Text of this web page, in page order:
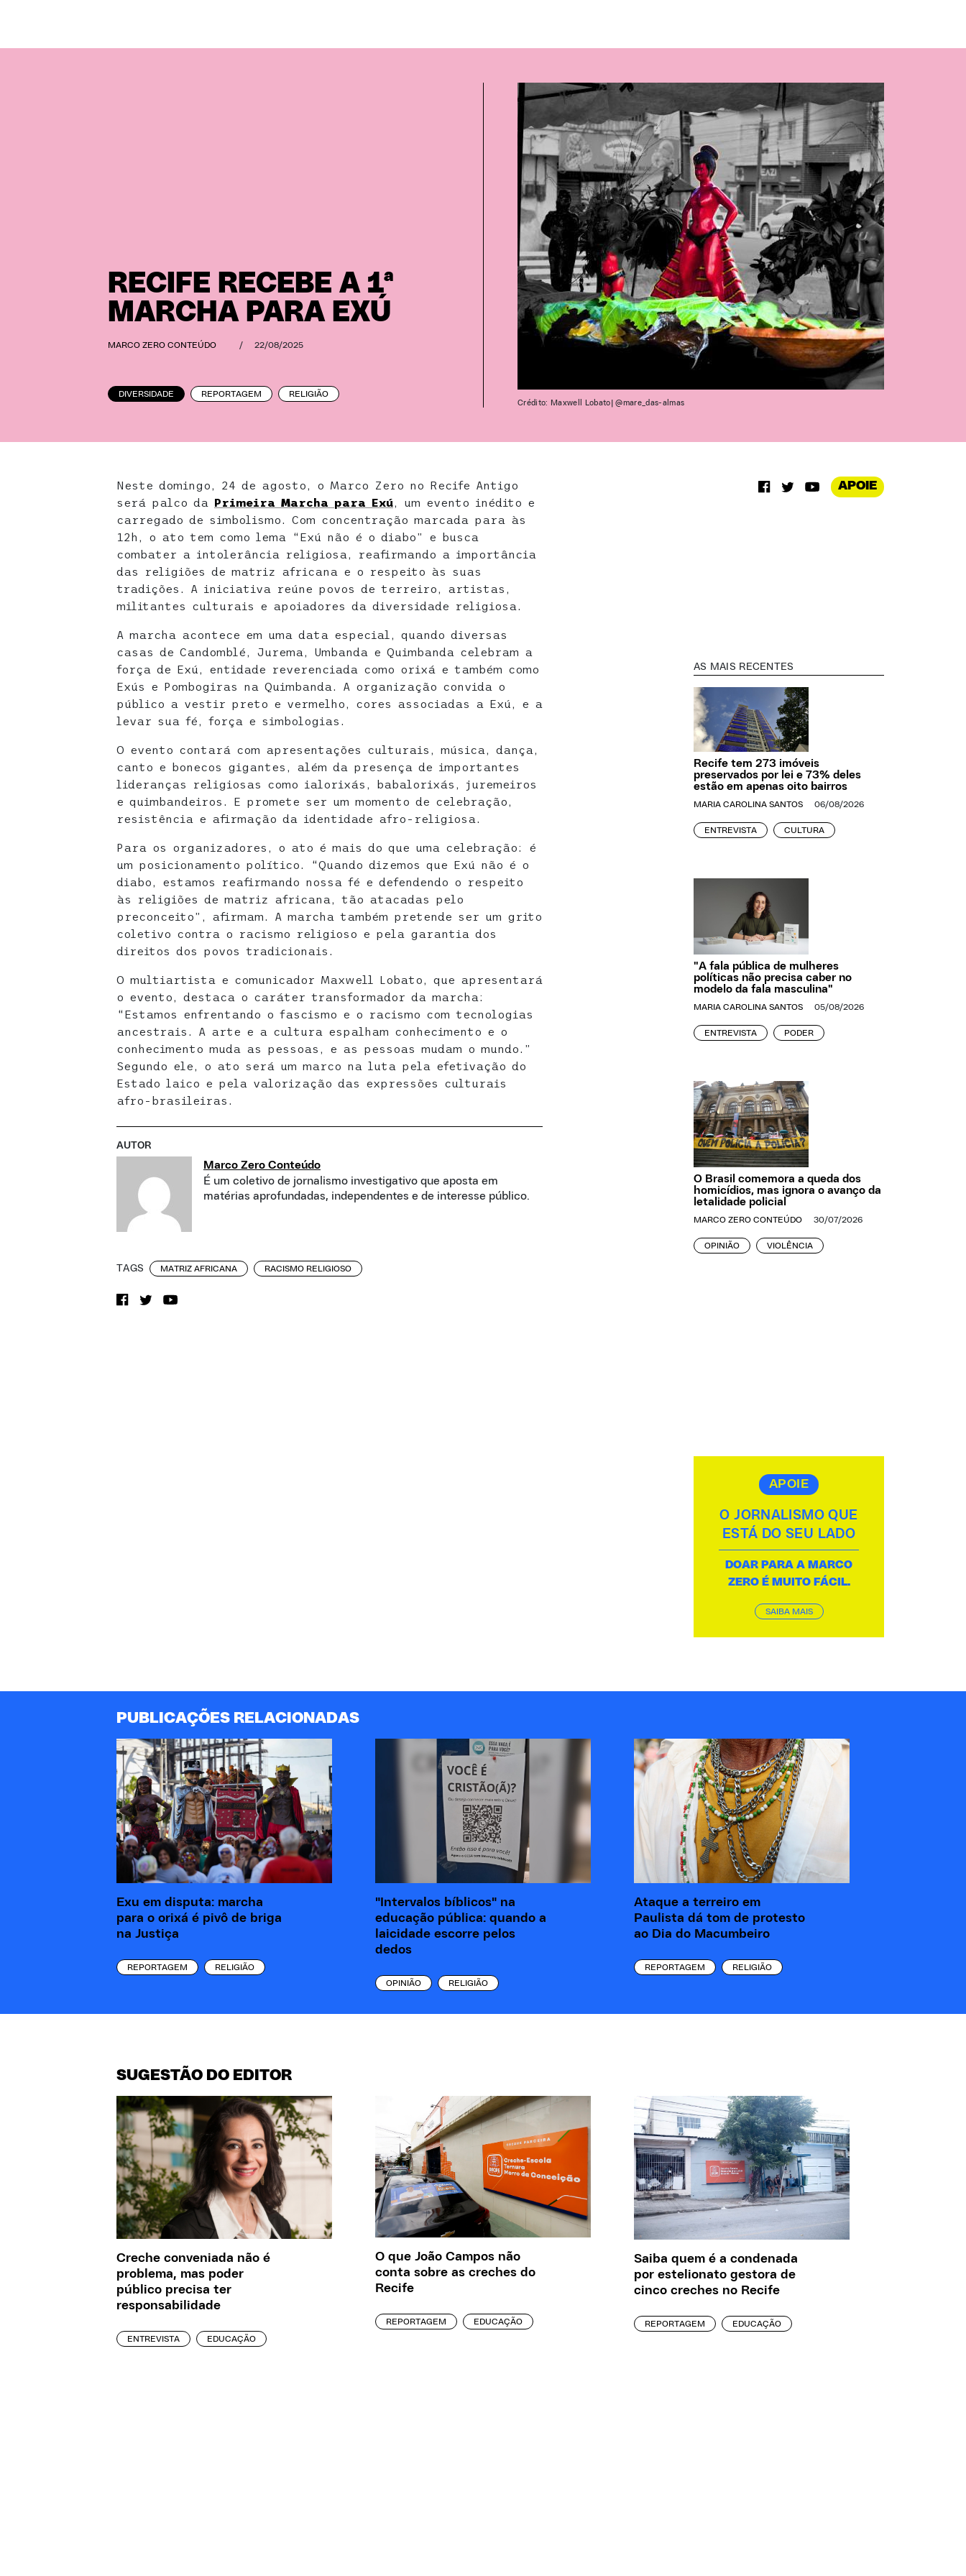
RECIFE RECEBE A 1ª
MARCHA PARA EXÚ
MARCO ZERO CONTEÚDO / 22/08/2025
DIVERSIDADE REPORTAGEM RELIGIÃO
Crédito: Maxwell Lobato| @mare_das-almas
Neste domingo, 24 de agosto, o Marco Zero no Recife Antigo
será palco da Primeira Marcha para Exú, um evento inédito e
carregado de simbolismo. Com concentração marcada para às
12h, o ato tem como lema “Exú não é o diabo” e busca
combater a intolerância religiosa, reafirmando a importância
das religiões de matriz africana e o respeito às suas
tradições. A iniciativa reúne povos de terreiro, artistas,
militantes culturais e apoiadores da diversidade religiosa.
A marcha acontece em uma data especial, quando diversas
casas de Candomblé, Jurema, Umbanda e Quimbanda celebram a
força de Exú, entidade reverenciada como orixá e também como
Exús e Pombogiras na Quimbanda. A organização convida o
público a vestir preto e vermelho, cores associadas a Exú, e a
levar sua fé, força e simbologias.
O evento contará com apresentações culturais, música, dança,
canto e bonecos gigantes, além da presença de importantes
lideranças religiosas como ialorixás, babalorixás, juremeiros
e quimbandeiros. E promete ser um momento de celebração,
resistência e afirmação da identidade afro-religiosa.
Para os organizadores, o ato é mais do que uma celebração: é
um posicionamento político. “Quando dizemos que Exú não é o
diabo, estamos reafirmando nossa fé e defendendo o respeito
às religiões de matriz africana, tão atacadas pelo
preconceito”, afirmam. A marcha também pretende ser um grito
coletivo contra o racismo religioso e pela garantia dos
direitos dos povos tradicionais.
O multiartista e comunicador Maxwell Lobato, que apresentará
o evento, destaca o caráter transformador da marcha:
“Estamos enfrentando o fascismo e o racismo com tecnologias
ancestrais. A arte e a cultura espalham conhecimento e o
conhecimento muda as pessoas, e as pessoas mudam o mundo.”
Segundo ele, o ato será um marco na luta pela efetivação do
Estado laico e pela valorização das expressões culturais
afro-brasileiras.
AUTOR
Marco Zero Conteúdo
É um coletivo de jornalismo investigativo que aposta em
matérias aprofundadas, independentes e de interesse público.
TAGS MATRIZ AFRICANA RACISMO RELIGIOSO
APOIE
AS MAIS RECENTES
Recife tem 273 imóveis
preservados por lei e 73% deles
estão em apenas oito bairros
MARIA CAROLINA SANTOS 06/08/2026
ENTREVISTA CULTURA
"A fala pública de mulheres
políticas não precisa caber no
modelo da fala masculina"
MARIA CAROLINA SANTOS 05/08/2026
ENTREVISTA PODER
O Brasil comemora a queda dos
homicídios, mas ignora o avanço da
letalidade policial
MARCO ZERO CONTEÚDO 30/07/2026
OPINIÃO VIOLÊNCIA
APOIE
O JORNALISMO QUE
ESTÁ DO SEU LADO
DOAR PARA A MARCO
ZERO É MUITO FÁCIL.
SAIBA MAIS
PUBLICAÇÕES RELACIONADAS
Exu em disputa: marcha
para o orixá é pivô de briga
na Justiça
REPORTAGEM RELIGIÃO
"Intervalos bíblicos" na
educação pública: quando a
laicidade escorre pelos
dedos
OPINIÃO RELIGIÃO
Ataque a terreiro em
Paulista dá tom de protesto
ao Dia do Macumbeiro
REPORTAGEM RELIGIÃO
SUGESTÃO DO EDITOR
Creche conveniada não é
problema, mas poder
público precisa ter
responsabilidade
ENTREVISTA EDUCAÇÃO
O que João Campos não
conta sobre as creches do
Recife
REPORTAGEM EDUCAÇÃO
Saiba quem é a condenada
por estelionato gestora de
cinco creches no Recife
REPORTAGEM EDUCAÇÃO